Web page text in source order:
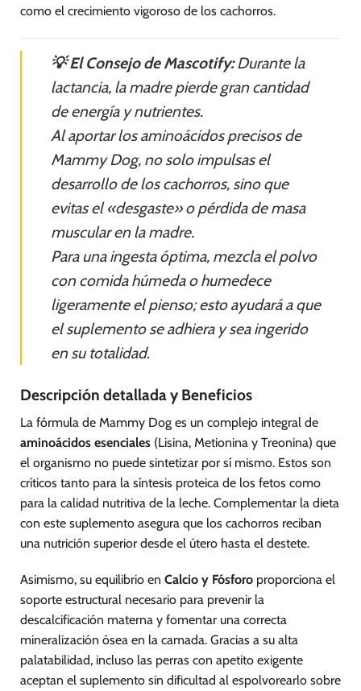
como el crecimiento vigoroso de los cachorros.
💡 El Consejo de Mascotify:Durante la
lactancia, la madre pierde gran cantidad
de energía y nutrientes.
Al aportar los aminoácidos precisos de
Mammy Dog, no solo impulsas el
desarrollo de los cachorros, sino que
evitas el «desgaste» o pérdida de masa
muscular en la madre.
Para una ingesta óptima, mezcla el polvo
con comida húmeda o humedece
ligeramente el pienso; esto ayudará a que
el suplemento se adhiera y sea ingerido
en su totalidad.
Descripción detallada y Beneficios
La fórmula de Mammy Dog es un complejo integral de
aminoácidos esenciales (Lisina, Metionina y Treonina) que
el organismo no puede sintetizar por sí mismo. Estos son
críticos tanto para la síntesis proteica de los fetos como
para la calidad nutritiva de la leche. Complementar la dieta
con este suplemento asegura que los cachorros reciban
una nutrición superior desde el útero hasta el destete.
Asimismo, su equilibrio en Calcio y Fósforo proporciona el
soporte estructural necesario para prevenir la
descalcificación materna y fomentar una correcta
mineralización ósea en la camada. Gracias a su alta
palatabilidad, incluso las perras con apetito exigente
aceptan el suplemento sin dificultad al espolvorearlo sobre